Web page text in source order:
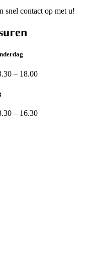
snel contact op met u!
– 18.00
– 16.30